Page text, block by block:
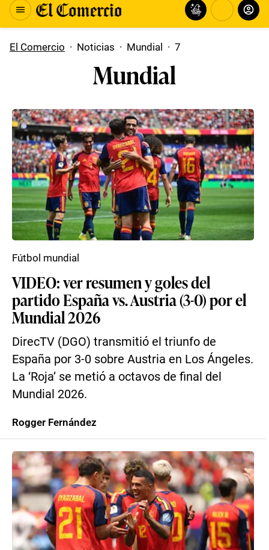
El Comercio · Noticias · Mundial · 7
Mundial
VIDEO: ver resumen y goles del
partido España vs. Austria (3-0) por el
Mundial 2026
DirecTV (DGO) transmitió el triunfo de
España por 3-0 sobre Austria en Los Ángeles.
La ‘Roja’ se metió a octavos de final del
Mundial 2026.
Fútbol mundial
Rogger Fernández